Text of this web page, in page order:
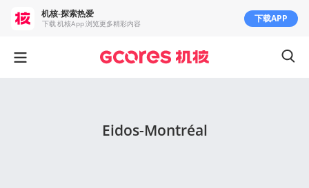
Eidos-Montréal
机核-探索热爱
下载 机核App 浏览更多精彩内容 下载APP